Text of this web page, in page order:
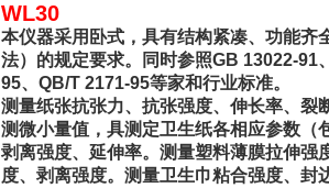
WL30
本仪器采用卧式，具有结构紧凑、功能齐
法）的规定要求。同时参照GB 13022-
95、QB/T 2171-95等家和行业标准。
测量纸张抗张力、抗张强度、伸长率、裂
测微小量值，具测定卫生纸各相应参数（
剥离强度、延伸率。测量塑料薄膜拉伸强
度、剥离强度。测量卫生巾粘合强度、